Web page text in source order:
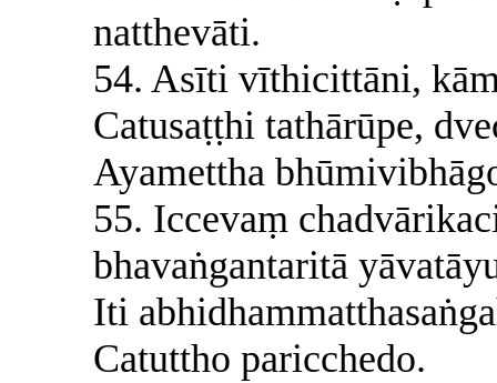
natthevāti.
54. Asīti vīthicittāni,
Catusaṭṭhi tathārūpe,
Ayamettha
55. Iccevaṃ
bhavaṅgantaritā
Iti
Catuttho paricchedo.